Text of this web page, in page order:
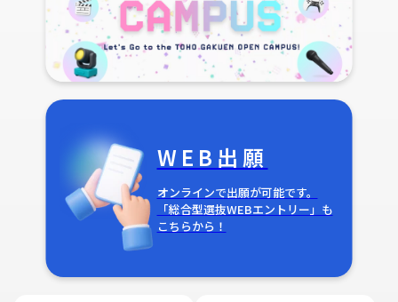
WEB出願
オンラインで出願が可能です。
「総合型選抜WEBエントリー」も
こちらから！